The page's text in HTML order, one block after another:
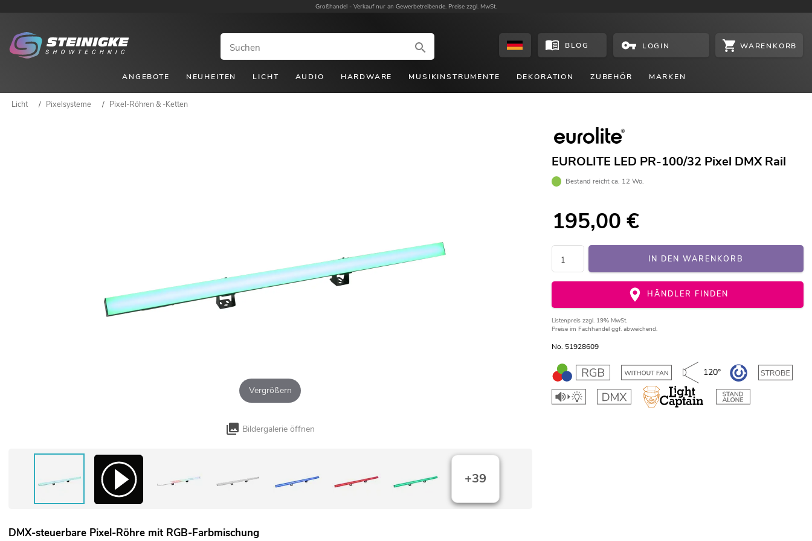
Großhandel - Verkauf nur an Gewerbetreibende. Preise zzgl. MwSt.
BLOG LOGIN WARENKORB
ANGEBOTE NEUHEITEN LICHT AUDIO HARDWARE MUSIKINSTRUMENTE DEKORATION ZUBEHÖR MARKEN
Licht / Pixelsysteme / Pixel-Röhren & -Ketten
Vergrößern
Bildergalerie öffnen
+39
EUROLITE LED PR-100/32 Pixel DMX Rail
Bestand reicht ca. 12 Wo.
195,00 €
IN DEN WARENKORB
HÄNDLER FINDEN
Listenpreis zzgl. 19% MwSt.
Preise im Fachhandel ggf. abweichend.
No. 51928609
120°
DMX-steuerbare Pixel-Röhre mit RGB-Farbmischung